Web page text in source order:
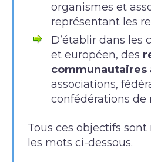
organismes et
représentant les
D’établir dans les
et européen, des
communautaires
associations,
confédérations de
Tous ces objectifs
les mots ci-dessous.